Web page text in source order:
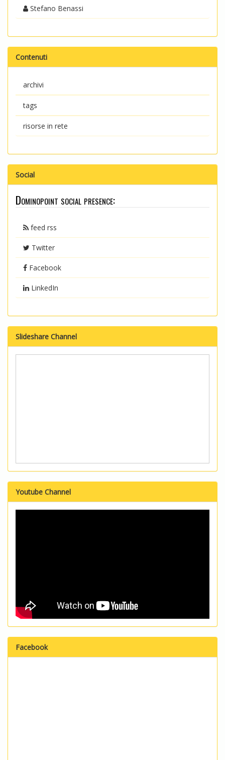
Stefano Benassi
Contenuti
archivi
tags
risorse in rete
Social
Dominopoint social presence:
feed rss
Twitter
Facebook
LinkedIn
Slideshare Channel
Youtube Channel
Facebook